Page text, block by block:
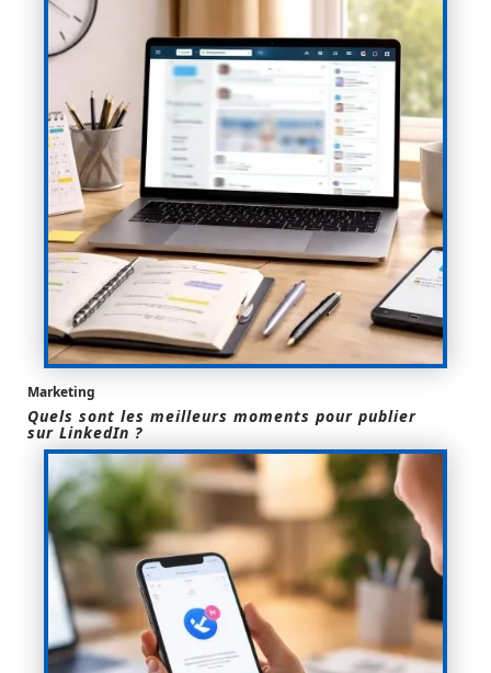
Marketing
Quels sont les meilleurs moments pour publier
sur LinkedIn ?